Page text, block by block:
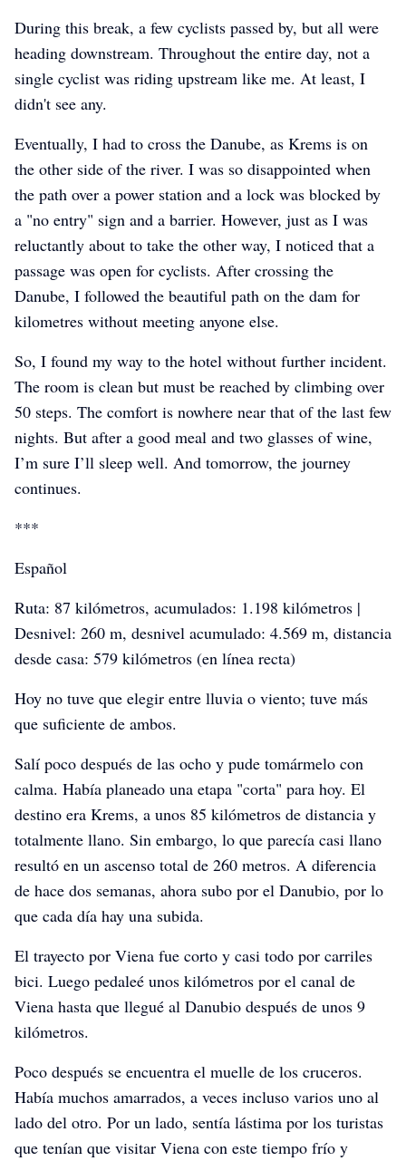
During this break, a few cyclists passed by, but all were
heading downstream. Throughout the entire day, not a
single cyclist was riding upstream like me. At least, I
didn't see any.
Eventually, I had to cross the Danube, as Krems is on
the other side of the river. I was so disappointed when
the path over a power station and a lock was blocked by
a "no entry" sign and a barrier. However, just as I was
reluctantly about to take the other way, I noticed that a
passage was open for cyclists. After crossing the
Danube, I followed the beautiful path on the dam for
kilometres without meeting anyone else.
So, I found my way to the hotel without further incident.
The room is clean but must be reached by climbing over
50 steps. The comfort is nowhere near that of the last few
nights. But after a good meal and two glasses of wine,
I’m sure I’ll sleep well. And tomorrow, the journey
continues.
***
Español
Ruta: 87 kilómetros, acumulados: 1.198 kilómetros |
Desnivel: 260 m, desnivel acumulado: 4.569 m, distancia
desde casa: 579 kilómetros (en línea recta)
Hoy no tuve que elegir entre lluvia o viento; tuve más
que suficiente de ambos.
Salí poco después de las ocho y pude tomármelo con
calma. Había planeado una etapa "corta" para hoy. El
destino era Krems, a unos 85 kilómetros de distancia y
totalmente llano. Sin embargo, lo que parecía casi llano
resultó en un ascenso total de 260 metros. A diferencia
de hace dos semanas, ahora subo por el Danubio, por lo
que cada día hay una subida.
El trayecto por Viena fue corto y casi todo por carriles
bici. Luego pedaleé unos kilómetros por el canal de
Viena hasta que llegué al Danubio después de unos 9
kilómetros.
Poco después se encuentra el muelle de los cruceros.
Había muchos amarrados, a veces incluso varios uno al
lado del otro. Por un lado, sentía lástima por los turistas
que tenían que visitar Viena con este tiempo frío y